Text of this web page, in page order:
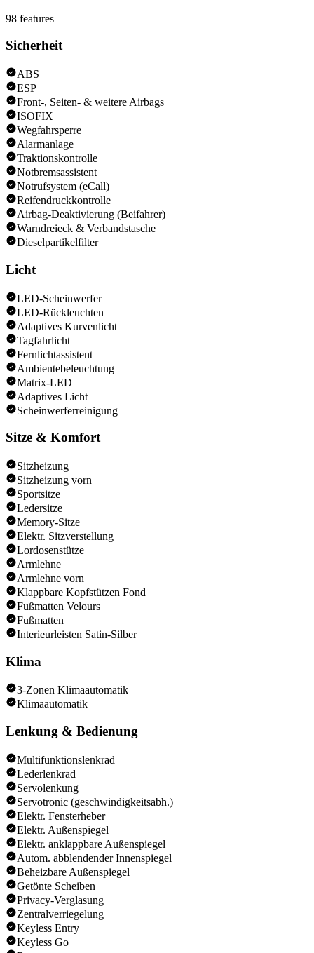
98 features
Sicherheit
ABS
ESP
Front-, Seiten- & weitere Airbags
ISOFIX
Wegfahrsperre
Alarmanlage
Traktionskontrolle
Notbremsassistent
Notrufsystem (eCall)
Reifendruckkontrolle
Airbag-Deaktivierung (Beifahrer)
Warndreieck & Verbandstasche
Dieselpartikelfilter
Licht
LED-Scheinwerfer
LED-Rückleuchten
Adaptives Kurvenlicht
Tagfahrlicht
Fernlichtassistent
Ambientebeleuchtung
Matrix-LED
Adaptives Licht
Scheinwerferreinigung
Sitze & Komfort
Sitzheizung
Sitzheizung vorn
Sportsitze
Ledersitze
Memory-Sitze
Elektr. Sitzverstellung
Lordosenstütze
Armlehne
Armlehne vorn
Klappbare Kopfstützen Fond
Fußmatten Velours
Fußmatten
Interieurleisten Satin-Silber
Klima
3-Zonen Klimaautomatik
Klimaautomatik
Lenkung & Bedienung
Multifunktionslenkrad
Lederlenkrad
Servolenkung
Servotronic (geschwindigkeitsabh.)
Elektr. Fensterheber
Elektr. Außenspiegel
Elektr. anklappbare Außenspiegel
Autom. abblendender Innenspiegel
Beheizbare Außenspiegel
Getönte Scheiben
Privacy-Verglasung
Zentralverriegelung
Keyless Entry
Keyless Go